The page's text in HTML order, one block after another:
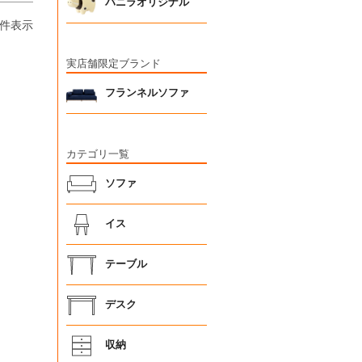
件表示
実店舗限定ブランド
フランネルソファ
カテゴリ一覧
ソファ
イス
テーブル
デスク
収納